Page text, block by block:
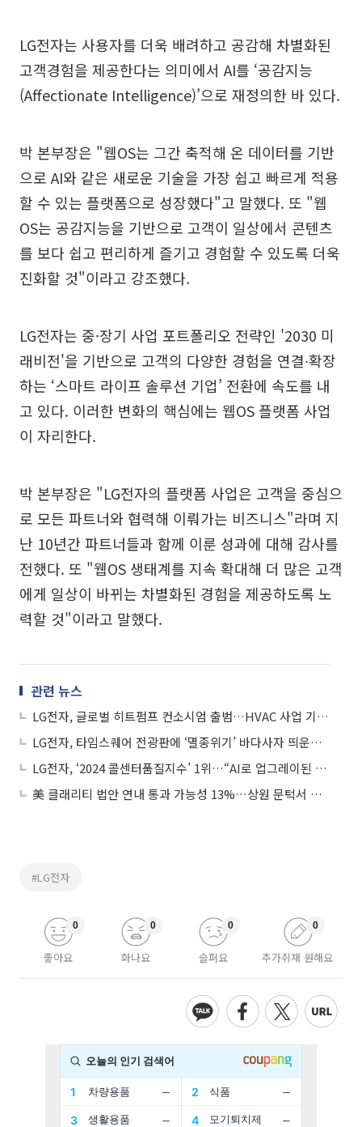
LG전자는 사용자를 더욱 배려하고 공감해 차별화된
고객경험을 제공한다는 의미에서 AI를 ‘공감지능
(Affectionate Intelligence)’으로 재정의한 바 있다.
박 본부장은 "웹OS는 그간 축적해 온 데이터를 기반
으로 AI와 같은 새로운 기술을 가장 쉽고 빠르게 적용
할 수 있는 플랫폼으로 성장했다"고 말했다. 또 "웹
OS는 공감지능을 기반으로 고객이 일상에서 콘텐츠
를 보다 쉽고 편리하게 즐기고 경험할 수 있도록 더욱
진화할 것"이라고 강조했다.
LG전자는 중·장기 사업 포트폴리오 전략인 '2030 미
래비전'을 기반으로 고객의 다양한 경험을 연결∙확장
하는 ‘스마트 라이프 솔루션 기업’ 전환에 속도를 내
고 있다. 이러한 변화의 핵심에는 웹OS 플랫폼 사업
이 자리한다.
박 본부장은 "LG전자의 플랫폼 사업은 고객을 중심으
로 모든 파트너와 협력해 이뤄가는 비즈니스"라며 지
난 10년간 파트너들과 함께 이룬 성과에 대해 감사를
전했다. 또 "웹OS 생태계를 지속 확대해 더 많은 고객
에게 일상이 바뀌는 차별화된 경험을 제공하도록 노
력할 것"이라고 말했다.
관련 뉴스
LG전자, 글로벌 히트펌프 컨소시엄 출범…HVAC 사업 기술협력
LG전자, 타임스퀘어 전광판에 ‘멸종위기’ 바다사자 띄운다…생태계 보호 활동
LG전자, ‘2024 콜센터품질지수’ 1위…“AI로 업그레이된 서비스”
美 클래리티 법안 연내 통과 가능성 13%…상원 문턱서 제동
#LG전자
좋아요
0
화나요
0
슬퍼요
0
추가취재 원해요
0